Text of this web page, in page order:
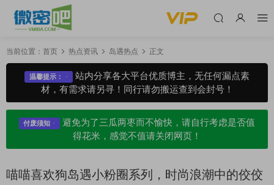
当前位置： 首页 热点资讯 岛遇热点 正文
温馨提示：
站内分享各大平台优质博主，无任何漏点素
材，有需求请另寻！同行请勿搬运查到会封号！
付废须知
避免为了三瓜两枣而不愉快，请自行考虑是否值
得花米，感觉不值请关闭网页！
喵喵喜欢狗岛遇小粉圈系列，时尚浪潮中的佼佼